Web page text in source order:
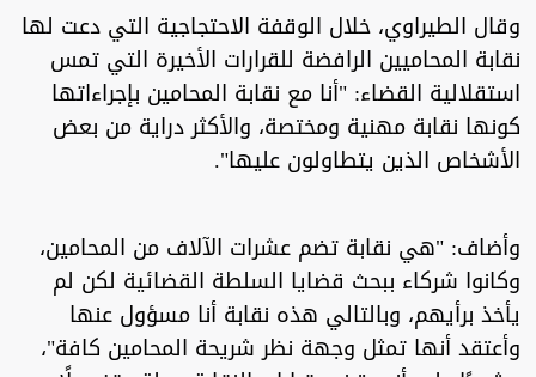
وقال الطيراوي، خلال الوقفة الاحتجاجية التي دعت لها
نقابة المحاميين الرافضة للقرارات الأخيرة التي تمس
استقلالية القضاء: "أنا مع نقابة المحامين بإجراءاتها
كونها نقابة مهنية ومختصة، والأكثر دراية من بعض
الأشخاص الذين يتطاولون عليها".
وأضاف: "هي نقابة تضم عشرات الآلاف من المحامين،
وكانوا شركاء ببحث قضايا السلطة القضائية لكن لم
يأخذ برأيهم، وبالتالي هذه نقابة أنا مسؤول عنها
وأعتقد أنها تمثل وجهة نظر شريحة المحامين كافة"،